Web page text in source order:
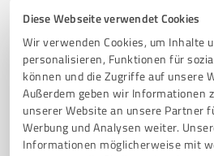
Diese Webseite verwendet Cookies
Wir verwenden Cookies, um Inhalte
personalisieren, Funktionen für
können und die Zugriffe auf unsere
Außerdem geben wir Informationen
unserer Website an unsere Partner
Werbung und Analysen weiter.
Informationen möglicherweise mit
Sie möchten auch hier
Registrieren Sie sich jetzt und
Kunden empfohlener